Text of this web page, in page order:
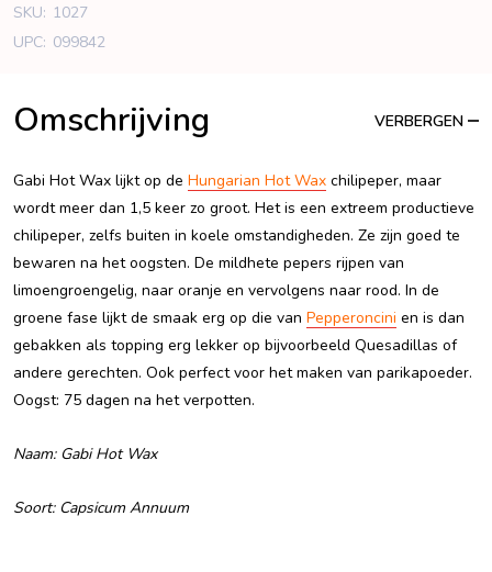
SKU: 1027
UPC: 099842
Omschrijving VERBERGEN
Gabi Hot Wax lijkt op de Hungarian Hot Wax chilipeper, maar
wordt meer dan 1,5 keer zo groot. Het is een extreem productieve
chilipeper, zelfs buiten in koele omstandigheden. Ze zijn goed te
bewaren na het oogsten. De mildhete pepers rijpen van
limoengroengelig, naar oranje en vervolgens naar rood. In de
groene fase lijkt de smaak erg op die van Pepperoncini en is dan
gebakken als topping erg lekker op bijvoorbeeld Quesadillas of
andere gerechten. Ook perfect voor het maken van parikapoeder.
Oogst: 75 dagen na het verpotten.
Naam: Gabi Hot Wax
Soort: Capsicum Annuum